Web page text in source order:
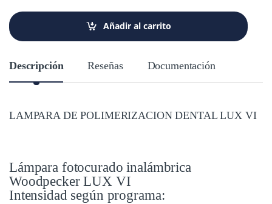
i
d
Añadir al carrito
Descripción Reseñas Documentación
LAMPARA DE POLIMERIZACION DENTAL LUX VI
Lámpara fotocurado inalámbrica
Woodpecker LUX VI
Intensidad según programa: